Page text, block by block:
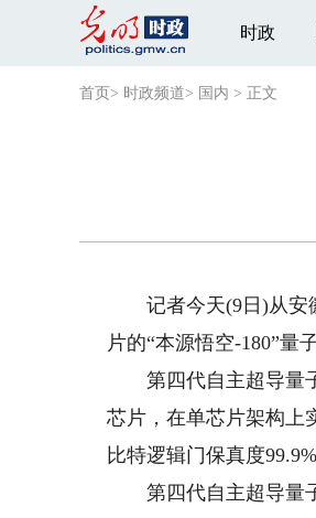
时政
首页 > 时政频道> 国内 > 正文
记者今天(9日)从安徽
片的“本源悟空-180”量
第四代自主超导量子
芯片，在单芯片架构上
比特逻辑门保真度
第四代自主超导量子